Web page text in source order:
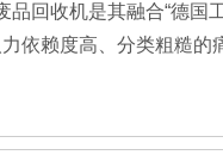
回收机是其融合“德国
依赖度高、分类粗糙